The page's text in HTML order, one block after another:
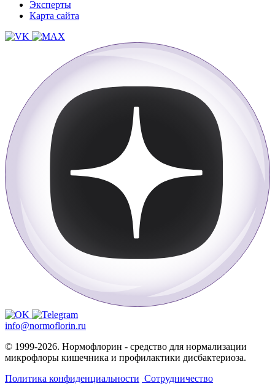
Эксперты
Карта сайта
info@normoflorin.ru
© 1999-2026. Нормофлорин - средство для нормализации
микрофлоры кишечника и профилактики дисбактериоза.
Политика конфиденциальности Сотрудничество